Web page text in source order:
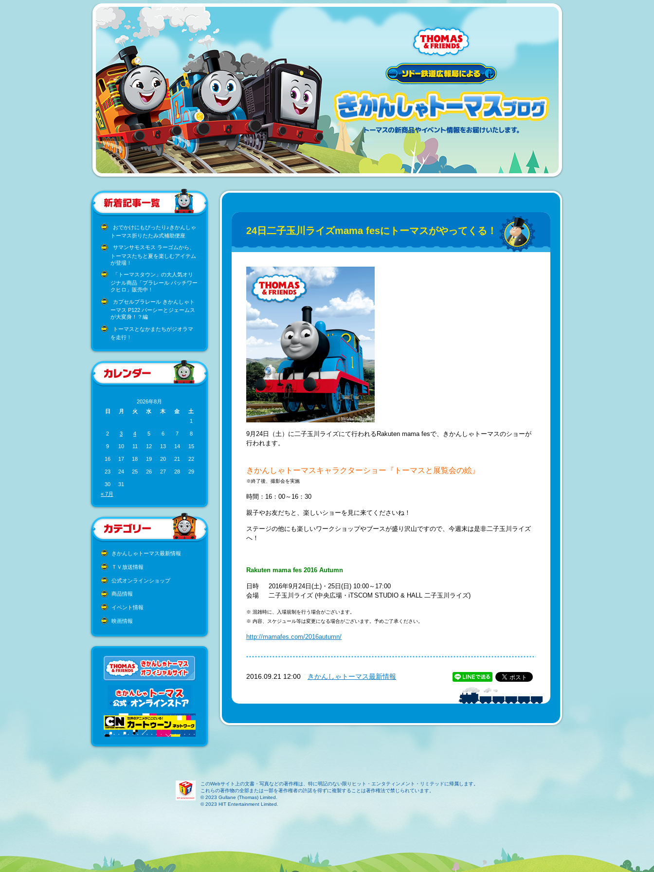
おでかけにもぴったり♪きかんしゃ
トーマス折りたたみ式補助便座
サマンサモスモス ラーゴムから、
トーマスたちと夏を楽しむアイテム
が登場！
「トーマスタウン」の大人気オリ
ジナル商品「プラレール パッチワー
クヒロ」販売中！
カプセルプラレール きかんしゃト
ーマス P122 パーシーとジェームス
が大変身！？編
トーマスとなかまたちがジオラマ
を走行！
2026年8月
日
月 火 水 木 金
土
1
2 3 4 5 6 7 8
9 10 11 12 13 14 15
16 17 18 19 20 21 22
23 24 25 26 27 28 29
30
31
« 7月
きかんしゃトーマス最新情報
ＴＶ放送情報
公式オンラインショップ
商品情報
イベント情報
映画情報
24日二子玉川ライズmama fesにトーマスがやってくる！
9月24日（土）に二子玉川ライズにて行われるRakuten mama fesで、きかんしゃトーマスのショーが
行われます。
きかんしゃトーマスキャラクターショー『トーマスと展覧会の絵』
※終了後、撮影会を実施
時間：16：00～16：30
親子やお友だちと、楽しいショーを見に来てくださいね！
ステージの他にも楽しいワークショップやブースが盛り沢山ですので、今週末は是非二子玉川ライズ
へ！
Rakuten mama fes 2016 Autumn
日時 2016年9月24日(土)・25日(日) 10:00～17:00
会場 二子玉川ライズ (中央広場・iTSCOM STUDIO & HALL 二子玉川ライズ)
※ 混雑時に、入場規制を行う場合がございます。
※ 内容、スケジュール等は変更になる場合がございます。予めご了承ください。
http://mamafes.com/2016autumn/
2016.09.21 12:00 きかんしゃトーマス最新情報
このWebサイト上の文書・写真などの著作権は、特に明記のない限りヒット・エンタティンメント・リミテッドに帰属します。
これらの著作物の全部または一部を著作権者の許諾を得ずに複製することは著作権法で禁じられています。
© 2023 Gullane (Thomas) Limited.
© 2023 HIT Entertainment Limited.